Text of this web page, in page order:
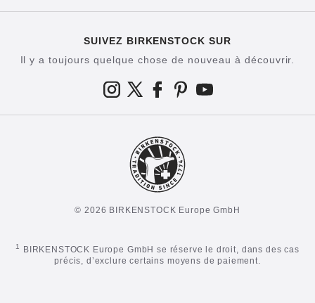
SUIVEZ BIRKENSTOCK SUR
Il y a toujours quelque chose de nouveau à découvrir.
© 2026 BIRKENSTOCK Europe GmbH
1
BIRKENSTOCK Europe GmbH se réserve le droit, dans des cas
précis, d’exclure certains moyens de paiement.